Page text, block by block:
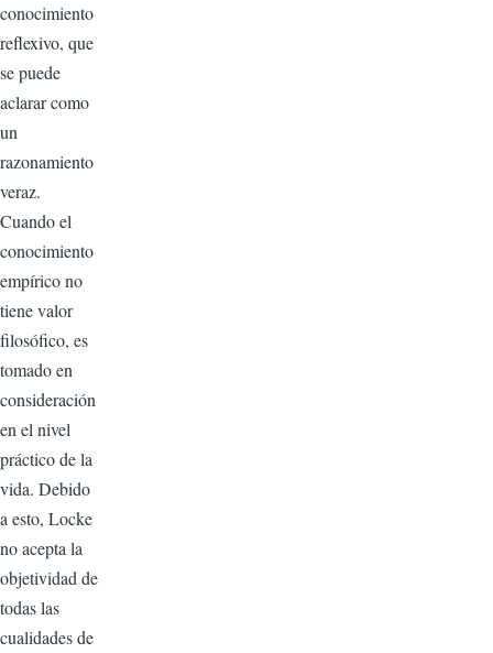
conocimiento
reflexivo, que
se puede
aclarar como
un
razonamiento
veraz.
Cuando el
conocimiento
empírico no
tiene valor
filosófico, es
tomado en
consideración
en el nivel
práctico de la
vida. Debido
a esto, Locke
no acepta la
objetividad de
todas las
cualidades de